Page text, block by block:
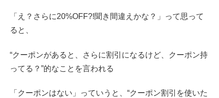
「え？さらに20%OFF?!聞き間違えかな？」って思って
ると、
“クーポンがあると、さらに割引になるけど、クーポン持
ってる？”的なことを言われる
「クーポンはない」っていうと、“クーポン割引を使いた